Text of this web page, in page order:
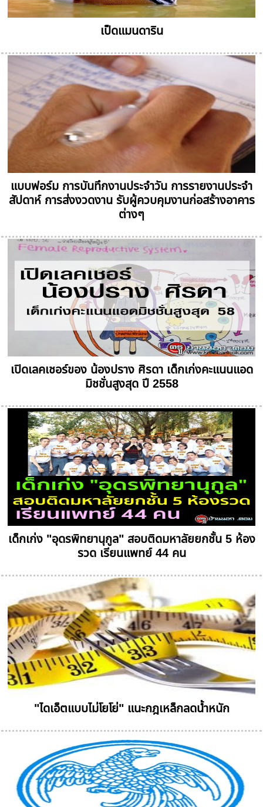
เป็ดแมนดาริน
แบบฟอร์ม การบันทึกงานประจำวัน การรายงานประจำ
สัปดาห์ การส่งงวดงาน รับผู้ควบคุมงานก่อสร้างอาคาร
ต่างๆ
เปิดเลคเชอร์ของ น้องปราง ศิรดา เด็กเก่งคะแนนแอด
มิชชั่นสูงสุด ปี 2558
เด็กเก่ง "อุดรพิทยานุกูล" สอบติดมหาลัยยกชั้น 5 ห้อง
รวด เรียนแพทย์ 44 คน
"ไดเอ็ตแบบไม่โยโย่" แนะกฎเหล็กลดน้ำหนัก